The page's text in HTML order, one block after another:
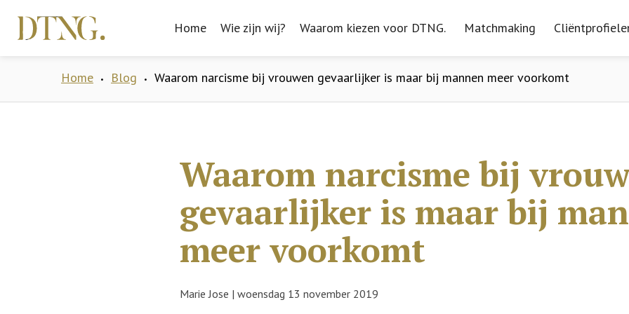
Home Wie zijn wij? Waarom kiezen voor DTNG. Matchmaking
Home Wie zijn wij? Waarom kiezen voor DTNG. Matchmaking
Home • Blog • Waarom narcisme bij vrouwen gevaarlijker is maar bij mannen meer voorkomt
Waarom narcisme bij
gevaarlijker is maar bij
meer voorkomt
Marie Jose | woensdag 13 november 2019